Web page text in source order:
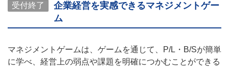
受付終了
企業経営を実感できるマネジメントゲー
ム
マネジメントゲームは、ゲームを通じて、P/L・B/Sが簡単
に学べ、経営上の弱点や課題を明確につかむことができる